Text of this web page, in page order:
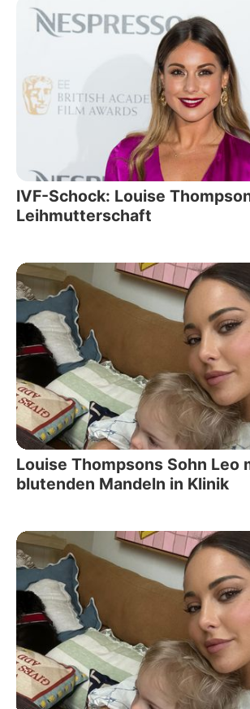
IVF-Schock: Louise
Leihmutterschaft
Louise Thompsons Sohn Leo
blutenden Mandeln in Klinik